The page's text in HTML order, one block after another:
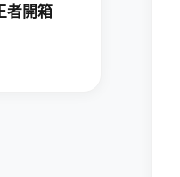
者開箱